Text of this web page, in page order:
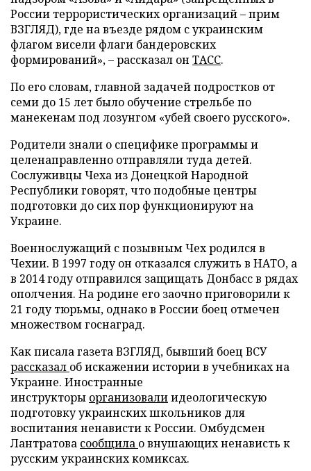
России террористических организаций – прим
ВЗГЛЯД), где на въезде рядом с украинским
флагом висели флаги бандеровских
формирований», – рассказал он ТАСС.
По его словам, главной задачей подростков от
семи до 15 лет было обучение стрельбе по
манекенам под лозунгом «убей своего русского».
Родители знали о специфике программы и
целенаправленно отправляли туда детей.
Сослуживцы Чеха из Донецкой Народной
Республики говорят, что подобные центры
подготовки до сих пор функционируют на
Украине.
Военнослужащий с позывным Чех родился в
Чехии. В 1997 году он отказался служить в НАТО, а
в 2014 году отправился защищать Донбасс в рядах
ополчения. На родине его заочно приговорили к
21 году тюрьмы, однако в России боец отмечен
множеством госнаград.
Как писала газета ВЗГЛЯД, бывший боец ВСУ
рассказал об искажении истории в учебниках на
Украине. Иностранные
инструкторы организовалиидеологическую
подготовку украинских школьников для
воспитания ненависти к России. Омбудсмен
Лантратова сообщила о внушающих ненависть к
русским украинских комиксах.